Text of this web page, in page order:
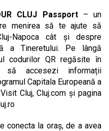
CLUJ Passport– un
menirea să te ajute să
Napoca cât și despre
a Tineretului. Pe lângă
codurilor QR regăsite în
să accesezi informații
Capitala Europeană a
Cluj, Cluj.com și pagina
conecta la oraș, de a avea